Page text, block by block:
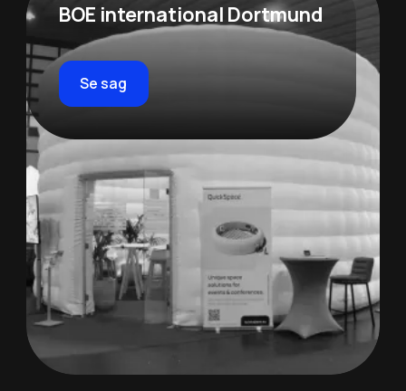
BOE international Dortmund
Se sag